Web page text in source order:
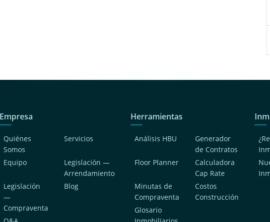
Empresa
Quiénes
Somos
Servicios
Equipo
Legislación —
Arrendamiento
Legislación
—
Compraventa
Blog
Herramientas
Análisis HBU
Generador
de Contratos
Floor Planner
Calculadora
Cap Rate
Minutas de
Compraventa
Costos
Construcción
Glosario